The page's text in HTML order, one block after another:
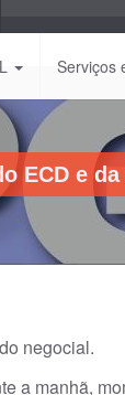
Serviços
ECD e
negocial.
a manhã,